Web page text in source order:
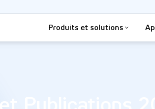
Produits et solutions